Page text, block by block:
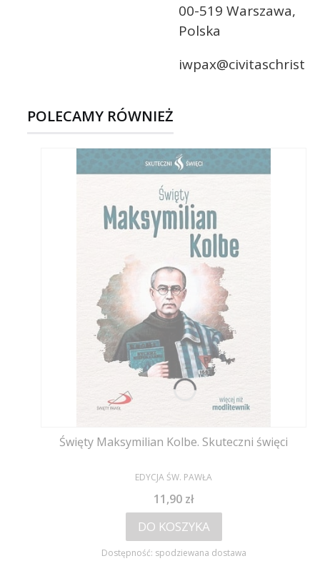
00-519 Warszawa,
Polska
POLECAMY RÓWNIEŻ
Święty Maksymilian Kolbe. Skuteczni święci
PRODUCENT
EDYCJA ŚW. PAWŁA
Cena
11,90 zł
DO KOSZYKA
Dostępność: spodziewana dostawa